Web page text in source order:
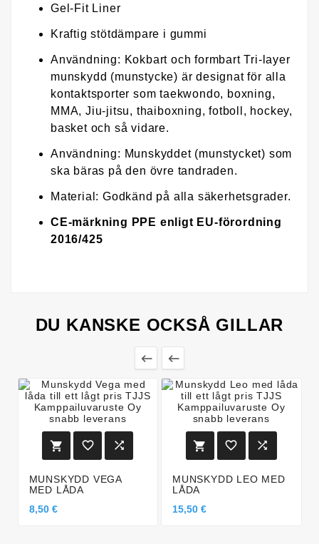
Gel-Fit Liner
Kraftig stötdämpare i gummi
Användning: Kokbart och formbart Tri-layer
munskydd (munstycke) är designat för alla
kontaktsporter som taekwondo, boxning,
MMA, Jiu-jitsu, thaiboxning, fotboll, hockey,
basket och så vidare.
Användning: Munskyddet (munstycket) som
ska bäras på den övre tandraden.
Material: Godkänd på alla säkerhetsgrader.
CE-märkning PPE enligt EU-förordning
2016/425
DU KANSKE OCKSÅ GILLAR
 
  
MUNSKYDD VEGA
MED LÅDA
8,50 €
  
MUNSKYDD LEO MED
LÅDA
15,50 €